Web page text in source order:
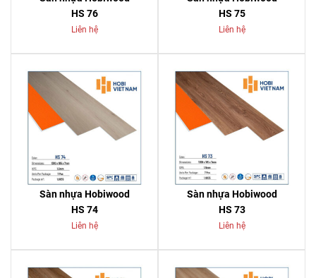
HS 76
Liên hệ
HS 75
Liên hệ
Sàn nhựa Hobiwood
HS 74
Liên hệ
Sàn nhựa Hobiwood
HS 73
Liên hệ